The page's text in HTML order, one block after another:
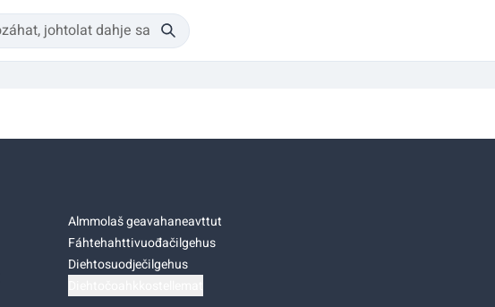
Almmolaš geavahaneavttut
Fáhtehahttivuođačilgehus
Diehtosuodječilgehus